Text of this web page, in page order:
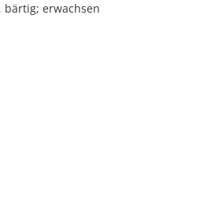
bärtig; erwachsen